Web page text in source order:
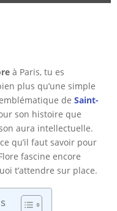
à Paris, tu es
plus qu’une simple
de Saint-
son histoire que
aura intellectuelle.
qu’il faut savoir pour
fascine encore
t’attendre sur place.